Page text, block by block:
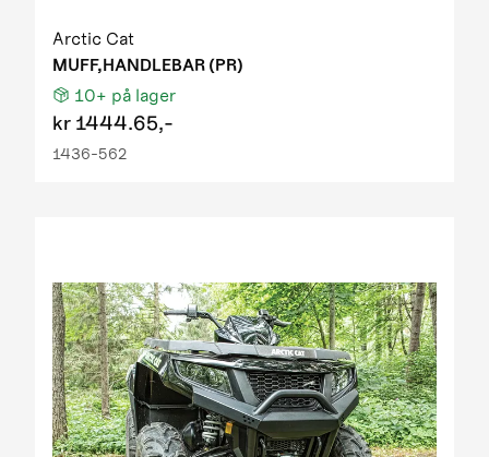
Arctic Cat
MUFF,HANDLEBAR (PR)
10+ på lager
kr 1444.65,-
1436-562